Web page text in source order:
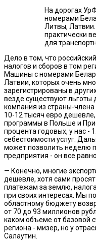
На дорогах
номерами
Литвы,
практически
для
Дело в том, что
налогов и сборов в том
Машины с номерами
Латвии, которых очень
зарегистрированы в
везде существуют льготы
компания из страны-
10-12 тысяч евро
программы в Польше и
процента годовых, у нас -
себестоимости услуг.
может позволить неделю
предприятия - он все
— Конечно, многие
дешевле, хотя сами
платежам за землю,
при своих интересах. Мы
областному бюджету
от 70 до 93 миллионов
каком объеме от базовой
региона - мизер, но у
Салаутин.